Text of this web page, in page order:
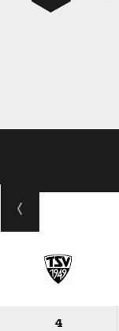
4